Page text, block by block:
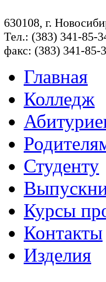
630108, г.
Тел.: (383) 341-85-
факс: (383) 341-85-
Главная
Колледж
Студенту
Курсы
Контакты
Изделия